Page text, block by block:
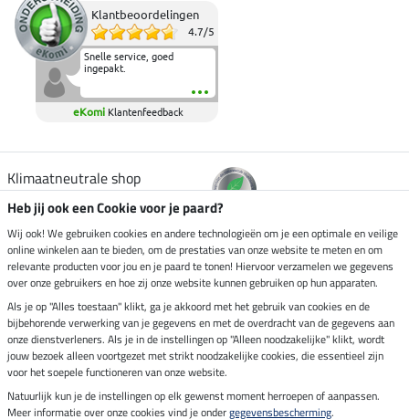
Klantbeoordelingen
4.7/5
Snelle service, goed
ingepakt.
eKomi Klantenfeedback
Klimaatneutrale shop
Verzending per
Veilig betalen met
Impressum
Heb jij ook een Cookie voor je paard?
Wij ook! We gebruiken cookies en andere technologieën om je een optimale en veilige
online winkelen aan te bieden, om de prestaties van onze website te meten en om
relevante producten voor jou en je paard te tonen! Hiervoor verzamelen we gegevens
over onze gebruikers en hoe zij onze website kunnen gebruiken op hun apparaten.
Als je op "Alles toestaan" klikt, ga je akkoord met het gebruik van cookies en de
bijbehorende verwerking van je gegevens en met de overdracht van de gegevens aan
onze dienstverleners. Als je in de instellingen op "Alleen noodzakelijke" klikt, wordt
jouw bezoek alleen voortgezet met strikt noodzakelijke cookies, die essentieel zijn
voor het soepele functioneren van onze website.
Natuurlijk kun je de instellingen op elk gewenst moment herroepen of aanpassen.
Meer informatie over onze cookies vind je ondergegevensbescherming.